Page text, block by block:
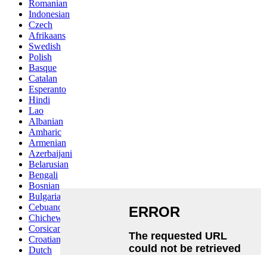
Romanian
Indonesian
Czech
Afrikaans
Swedish
Polish
Basque
Catalan
Esperanto
Hindi
Lao
Albanian
Amharic
Armenian
Azerbaijani
Belarusian
Bengali
Bosnian
Bulgarian
Cebuano
Chichewa
Corsican
Croatian
Dutch